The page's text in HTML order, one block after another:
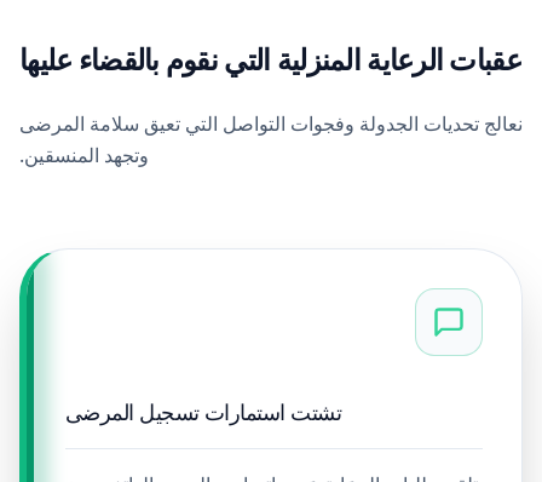
عقبات الرعاية المنزلية التي نقوم بالقضاء عليها
نعالج تحديات الجدولة وفجوات التواصل التي تعيق سلامة المرضى
وتجهد المنسقين.
تشتت استمارات تسجيل المرضى